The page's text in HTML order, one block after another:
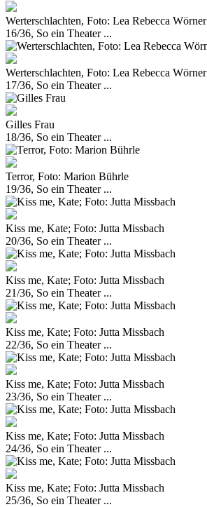
Werterschlachten, Foto: Lea Rebecca Wörner
16/36, So ein Theater ...
Werterschlachten, Foto: Lea Rebecca Wörner
17/36, So ein Theater ...
Gilles Frau
18/36, So ein Theater ...
Terror, Foto: Marion Bührle
19/36, So ein Theater ...
Kiss me, Kate; Foto: Jutta Missbach
20/36, So ein Theater ...
Kiss me, Kate; Foto: Jutta Missbach
21/36, So ein Theater ...
Kiss me, Kate; Foto: Jutta Missbach
22/36, So ein Theater ...
Kiss me, Kate; Foto: Jutta Missbach
23/36, So ein Theater ...
Kiss me, Kate; Foto: Jutta Missbach
24/36, So ein Theater ...
Kiss me, Kate; Foto: Jutta Missbach
25/36, So ein Theater ...